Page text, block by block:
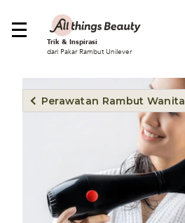
Trik & Inspirasi
dari Pakar Rambut Unilever
Perawatan Rambut Wanita